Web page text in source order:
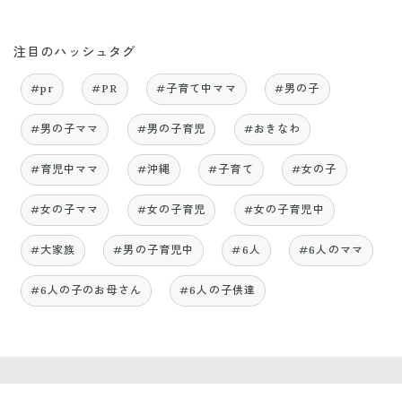
注目のハッシュタグ
#pr #PR #子育て中ママ #男の子
#男の子ママ #男の子育児 #おきなわ
#育児中ママ #沖縄 #子育て #女の子
#女の子ママ #女の子育児 #女の子育児中
#大家族 #男の子育児中 #6人 #6人のママ
#6人の子のお母さん #6人の子供達